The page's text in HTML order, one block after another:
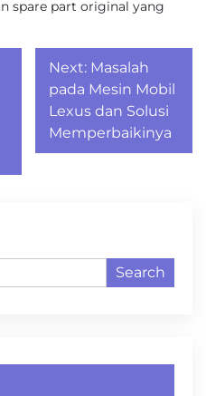
spare part original yang
Next: Masalah
pada Mesin Mobil
Lexus dan Solusi
Memperbaikinya
Search